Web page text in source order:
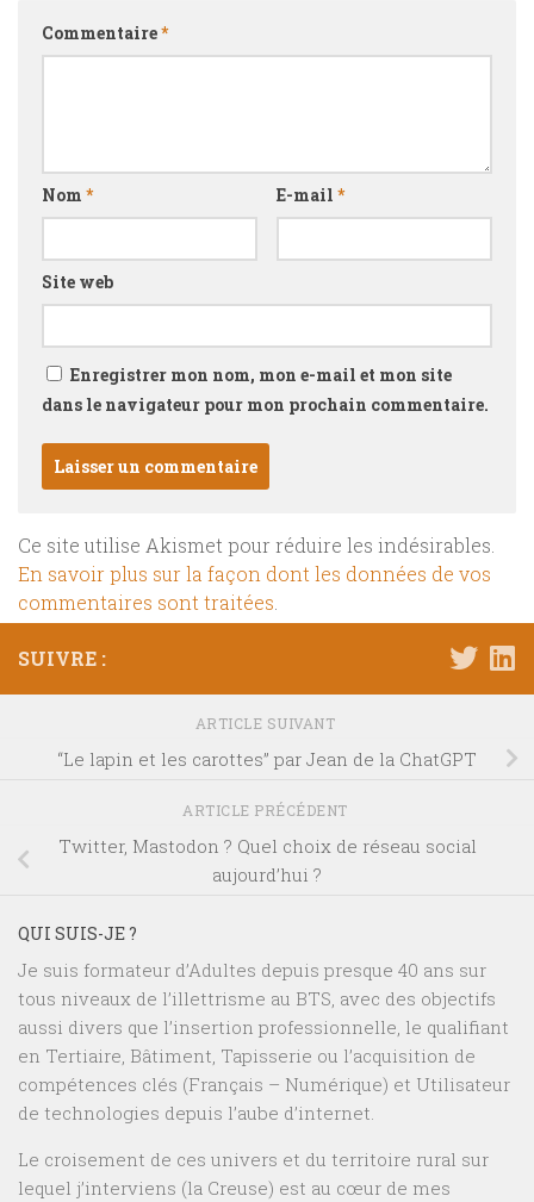
Commentaire*
Nom * E-mail *
Site web
Enregistrer mon nom, mon e-mail et mon site
dans le navigateur pour mon prochain commentaire.
Ce site utilise Akismet pour réduire les indésirables.
En savoir plus sur la façon dont les données de vos
commentaires sont traitées
SUIVRE :
ARTICLE SUIVANT
“Le lapin et les carottes” par Jean de la ChatGPT
ARTICLE PRÉCÉDENT
Twitter, Mastodon ? Quel choix de réseau social
aujourd’hui ?
QUI SUIS-JE ?
Je suis formateur d’Adultes depuis presque 40 ans sur
tous niveaux de l’illettrisme au BTS, avec des objectifs
aussi divers que l’insertion professionnelle, le qualifiant
en Tertiaire, Bâtiment, Tapisserie ou l’acquisition de
compétences clés (Français – Numérique) et Utilisateur
de technologies depuis l’aube d’internet.
Le croisement de ces univers et du territoire rural sur
lequel j’interviens (la Creuse) est au cœur de mes